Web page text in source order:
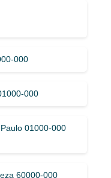
000
000
01000-000
60000-000